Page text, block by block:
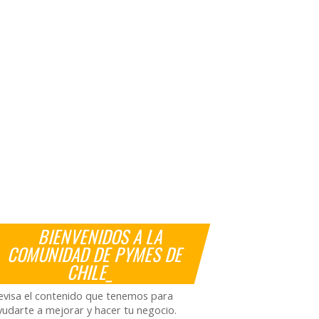
BIENVENIDOS A LA
COMUNIDAD DE PYMES DE
CHILE_
el contenido que tenemos para
a mejorar y hacer tu negocio.